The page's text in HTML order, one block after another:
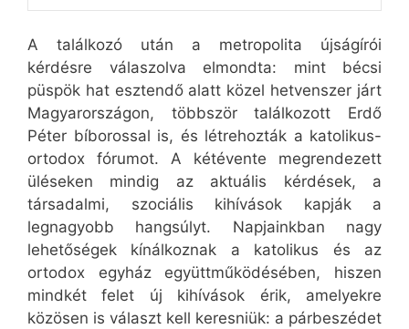
A találkozó után a metropolita újságírói
kérdésre válaszolva elmondta: mint bécsi
püspök hat esztendő alatt közel hetvenszer járt
Magyarországon, többször találkozott Erdő
Péter bíborossal is, és létrehozták a katolikus-
ortodox fórumot. A kétévente megrendezett
üléseken mindig az aktuális kérdések, a
társadalmi, szociális kihívások kapják a
legnagyobb hangsúlyt. Napjainkban nagy
lehetőségek kínálkoznak a katolikus és az
ortodox egyház együttműködésében, hiszen
mindkét felet új kihívások érik, amelyekre
közösen is választ kell keresniük: a párbeszédet